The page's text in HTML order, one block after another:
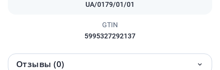
UA/0179/01/01
GTIN
5995327292137
Отзывы (0)